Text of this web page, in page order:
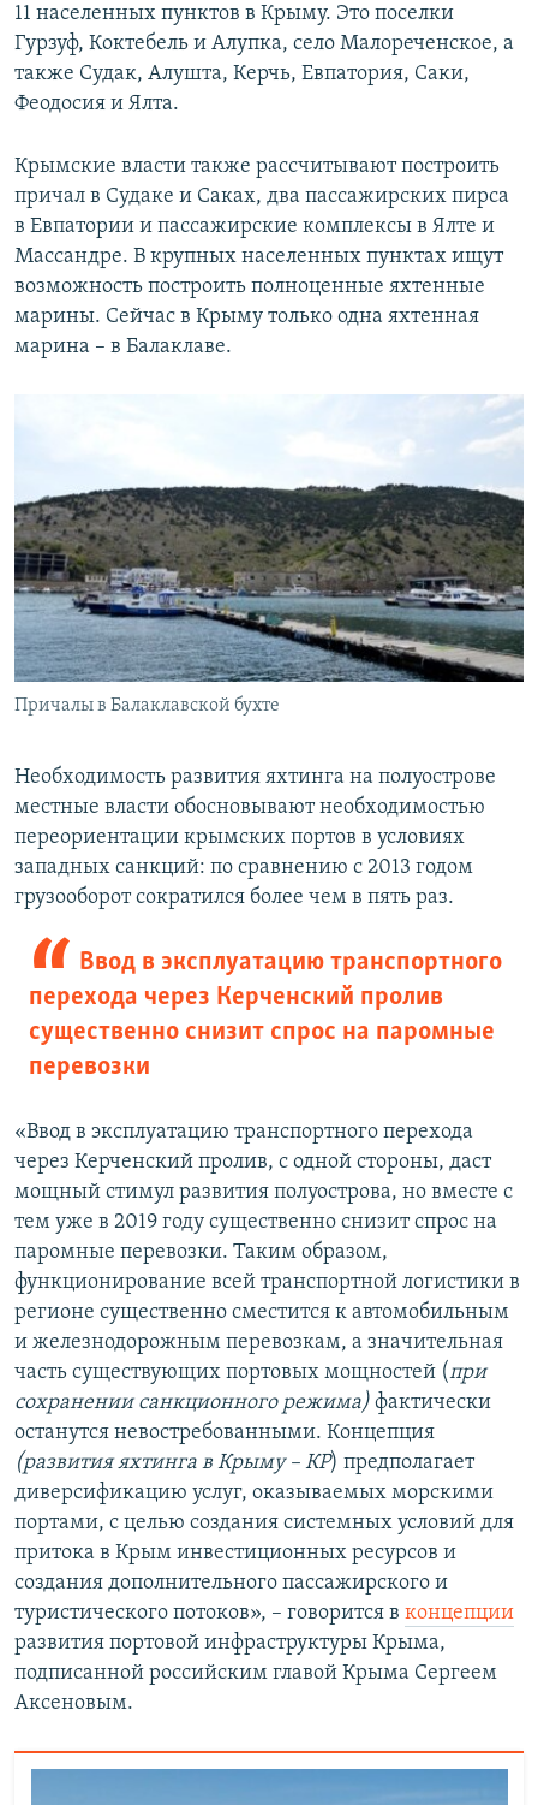
11 населенных пунктов в Крыму. Это поселки
Гурзуф, Коктебель и Алупка, село Малореченское, а
также Судак, Алушта, Керчь, Евпатория, Саки,
Феодосия и Ялта.
Крымские власти также рассчитывают построить
причал в Судаке и Саках, два пассажирских пирса
в Евпатории и пассажирские комплексы в Ялте и
Массандре. В крупных населенных пунктах ищут
возможность построить полноценные яхтенные
марины. Сейчас в Крыму только одна яхтенная
марина – в Балаклаве.
Причалы в Балаклавской бухте
Необходимость развития яхтинга на полуострове
местные власти обосновывают необходимостью
переориентации крымских портов в условиях
западных санкций: по сравнению с 2013 годом
грузооборот сократился более чем в пять раз.
Ввод в эксплуатацию транспортного
перехода через Керченский пролив
существенно снизит спрос на паромные
перевозки
«Ввод в эксплуатацию транспортного перехода
через Керченский пролив, с одной стороны, даст
мощный стимул развития полуострова, но вместе с
тем уже в 2019 году существенно снизит спрос на
паромные перевозки. Таким образом,
функционирование всей транспортной логистики в
регионе существенно сместится к автомобильным
и железнодорожным перевозкам, а значительная
часть существующих портовых мощностей (при
сохранении санкционного режима) фактически
останутся невостребованными. Концепция
(развития яхтинга в Крыму – КР) предполагает
диверсификацию услуг, оказываемых морскими
портами, с целью создания системных условий для
притока в Крым инвестиционных ресурсов и
создания дополнительного пассажирского и
туристического потоков», – говорится в концепции
развития портовой инфраструктуры Крыма,
подписанной российским главой Крыма Сергеем
Аксеновым.